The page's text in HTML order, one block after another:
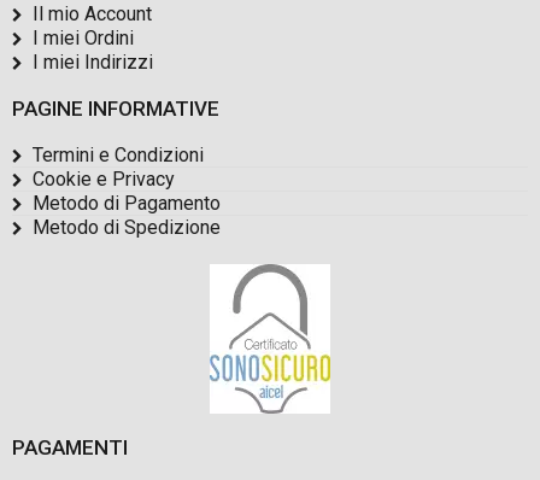
Il mio Account
I miei Ordini
I miei Indirizzi
PAGINE INFORMATIVE
Termini e Condizioni
Cookie e Privacy
Metodo di Pagamento
Metodo di Spedizione
PAGAMENTI